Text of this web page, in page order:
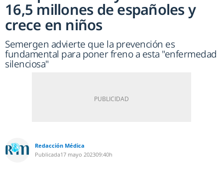
16,5 millones de españoles y
crece en niños
Semergen advierte que la prevención es
fundamental para poner freno a esta "enfermedad
silenciosa"
Redacción Médica
Publicada17 mayo 202309:40h